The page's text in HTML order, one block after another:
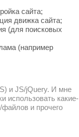
сайта;
движка сайта;
(для поисковых
(например
и JS/jQuery. И мне
использовать какие-
файлов и прочего